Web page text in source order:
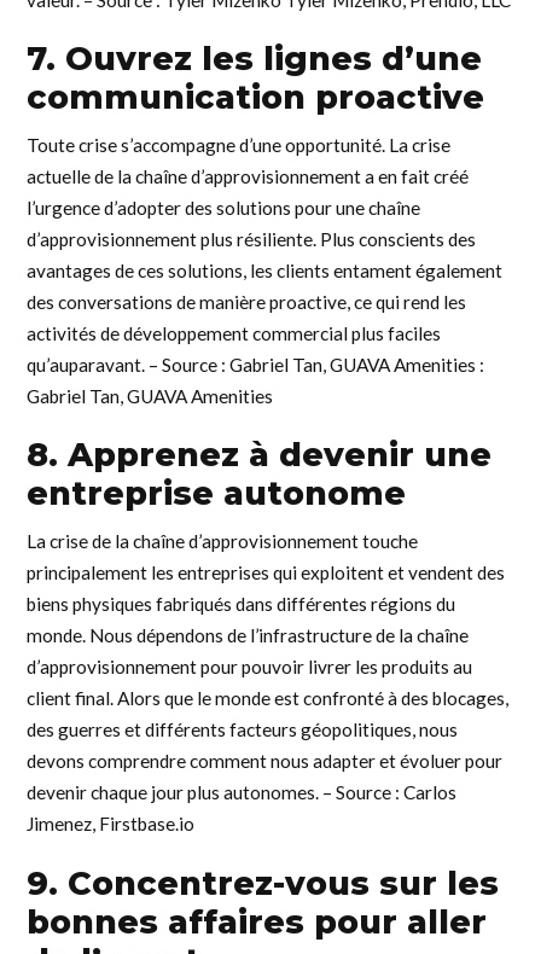
7. Ouvrez les lignes d’une
communication proactive
Toute crise s’accompagne d’une opportunité. La crise
actuelle de la chaîne d’approvisionnement a en fait créé
l’urgence d’adopter des solutions pour une chaîne
d’approvisionnement plus résiliente. Plus conscients des
avantages de ces solutions, les clients entament également
des conversations de manière proactive, ce qui rend les
activités de développement commercial plus faciles
qu’auparavant. – Source : Gabriel Tan, GUAVA Amenities :
Gabriel Tan, GUAVA Amenities
8. Apprenez à devenir une
entreprise autonome
La crise de la chaîne d’approvisionnement touche
principalement les entreprises qui exploitent et vendent des
biens physiques fabriqués dans différentes régions du
monde. Nous dépendons de l’infrastructure de la chaîne
d’approvisionnement pour pouvoir livrer les produits au
client final. Alors que le monde est confronté à des blocages,
des guerres et différents facteurs géopolitiques, nous
devons comprendre comment nous adapter et évoluer pour
devenir chaque jour plus autonomes. – Source : Carlos
Jimenez, Firstbase.io
9. Concentrez-vous sur les
bonnes affaires pour aller